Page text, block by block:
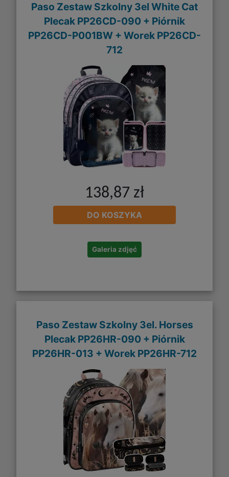
Paso Zestaw Szkolny 3el White Cat
Plecak PP26CD-090 + Piórnik
PP26CD-P001BW + Worek PP26CD-
712
138,87 zł
DO KOSZYKA
Galeria zdjęć
Paso Zestaw Szkolny 3el. Horses
Plecak PP26HR-090 + Piórnik
PP26HR-013 + Worek PP26HR-712